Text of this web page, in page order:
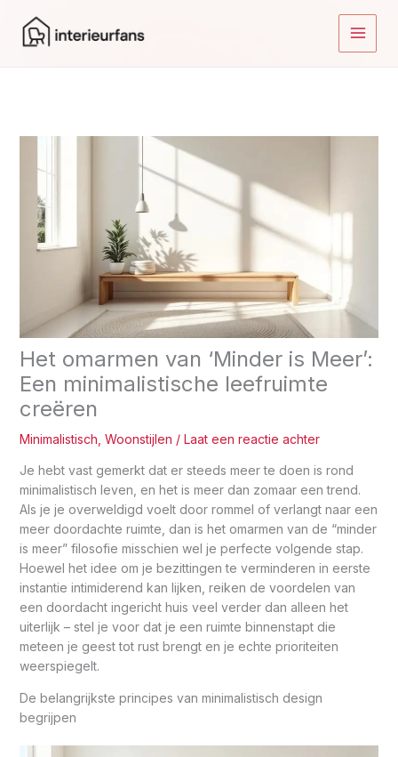
naar
Het omarmen van ‘Minder is Meer’:
Een minimalistische leefruimte
creëren
Minimalistisch Woonstijlen / Laat een reactie achter
Je hebt vast gemerkt dat er steeds meer te doen is rond
minimalistisch leven, en het is meer dan zomaar een trend.
Als je je overweldigd voelt door rommel of verlangt naar een
meer doordachte ruimte, dan is het omarmen van de “minder
is meer” filosofie misschien wel je perfecte volgende stap.
Hoewel het idee om je bezittingen te verminderen in eerste
instantie intimiderend kan lijken, reiken de voordelen van
een doordacht ingericht huis veel verder dan alleen het
uiterlijk – stel je voor dat je een ruimte binnenstapt die
meteen je geest tot rust brengt en je echte prioriteiten
weerspiegelt.
De belangrijkste principes van minimalistisch design
begrijpen